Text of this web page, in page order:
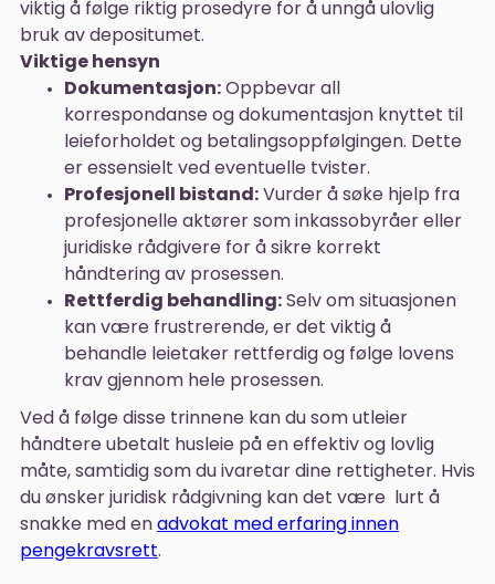
viktig å følge riktig prosedyre for å unngå ulovlig
bruk av depositumet.
Viktige hensyn
Dokumentasjon:Oppbevar all
korrespondanse og dokumentasjon knyttet til
leieforholdet og betalingsoppfølgingen. Dette
er essensielt ved eventuelle tvister.
Profesjonell bistand:Vurder å søke hjelp fra
profesjonelle aktører som inkassobyråer eller
juridiske rådgivere for å sikre korrekt
håndtering av prosessen.
Rettferdig behandling:Selv om situasjonen
kan være frustrerende, er det viktig å
behandle leietaker rettferdig og følge lovens
krav gjennom hele prosessen.
Ved å følge disse trinnene kan du som utleier
håndtere ubetalt husleie på en effektiv og lovlig
måte, samtidig som du ivaretar dine rettigheter. Hvis
du ønsker juridisk rådgivning kan det være lurt å
snakke med en advokat med erfaring innen
pengekravsrett.